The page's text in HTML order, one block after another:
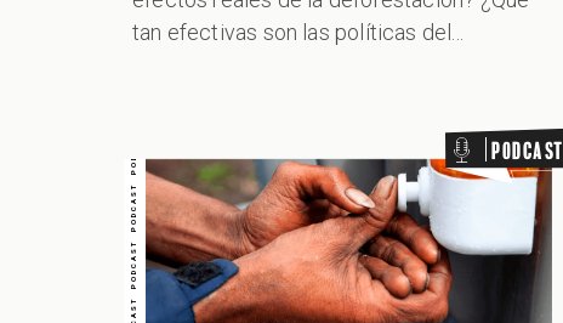
tan efectivas son las políticas del...
PODCAST PODCAST PODCAST PODCAST PODCAST PODCAST PODCAST Podcast